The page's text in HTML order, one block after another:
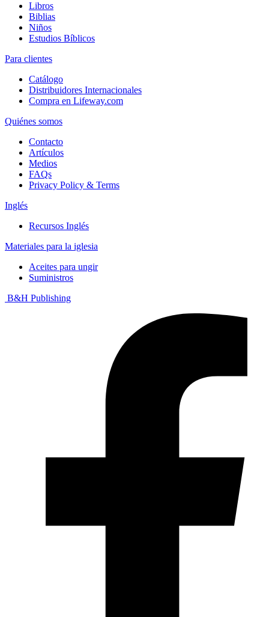
Libros
Biblias
Niños
Estudios Bíblicos
Para clientes
Catálogo
Distribuidores Internacionales
Compra en Lifeway.com
Quiénes somos
Contacto
Artículos
Medios
FAQs
Privacy Policy & Terms
Inglés
Recursos Inglés
Materiales para la iglesia
Aceites para ungir
Suministros
B&H Publishing